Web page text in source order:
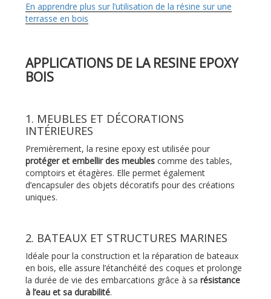
En apprendre plus sur l’utilisation de la résine sur une
terrasse en bois
APPLICATIONS DE LA RESINE EPOXY
BOIS
1. MEUBLES ET DÉCORATIONS
INTÉRIEURES
Premièrement, la resine epoxy est utilisée pour
protéger et embellir des meubles comme des tables,
comptoirs et étagères. Elle permet également
d’encapsuler des objets décoratifs pour des créations
uniques.
2. BATEAUX ET STRUCTURES MARINES
Idéale pour la construction et la réparation de bateaux
en bois, elle assure l’étanchéité des coques et prolonge
la durée de vie des embarcations grâce à sa résistance
à l’eau et sa durabilité.